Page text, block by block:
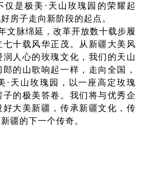
是极美·天山玫瑰园的荣耀起
房子走向新阶段的起点。
脉绵延，改革开放数十载步履
十载风华正茂。从新疆大美风
人心的玫瑰文化，我们的天山
的山歌响起一样，走向全国，
天山玫瑰园，以一座高定玫瑰
子的极美答卷。我们将与优秀企
好大美新疆，传承新疆文化，传
疆的下一个传奇。